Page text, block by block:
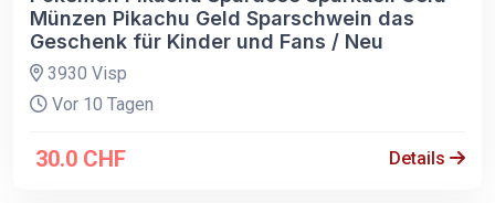
Münzen Pikachu Geld Sparschwein das
Geschenk für Kinder und Fans / Neu
3930 Visp
Vor 10 Tagen
30.0 CHF Details